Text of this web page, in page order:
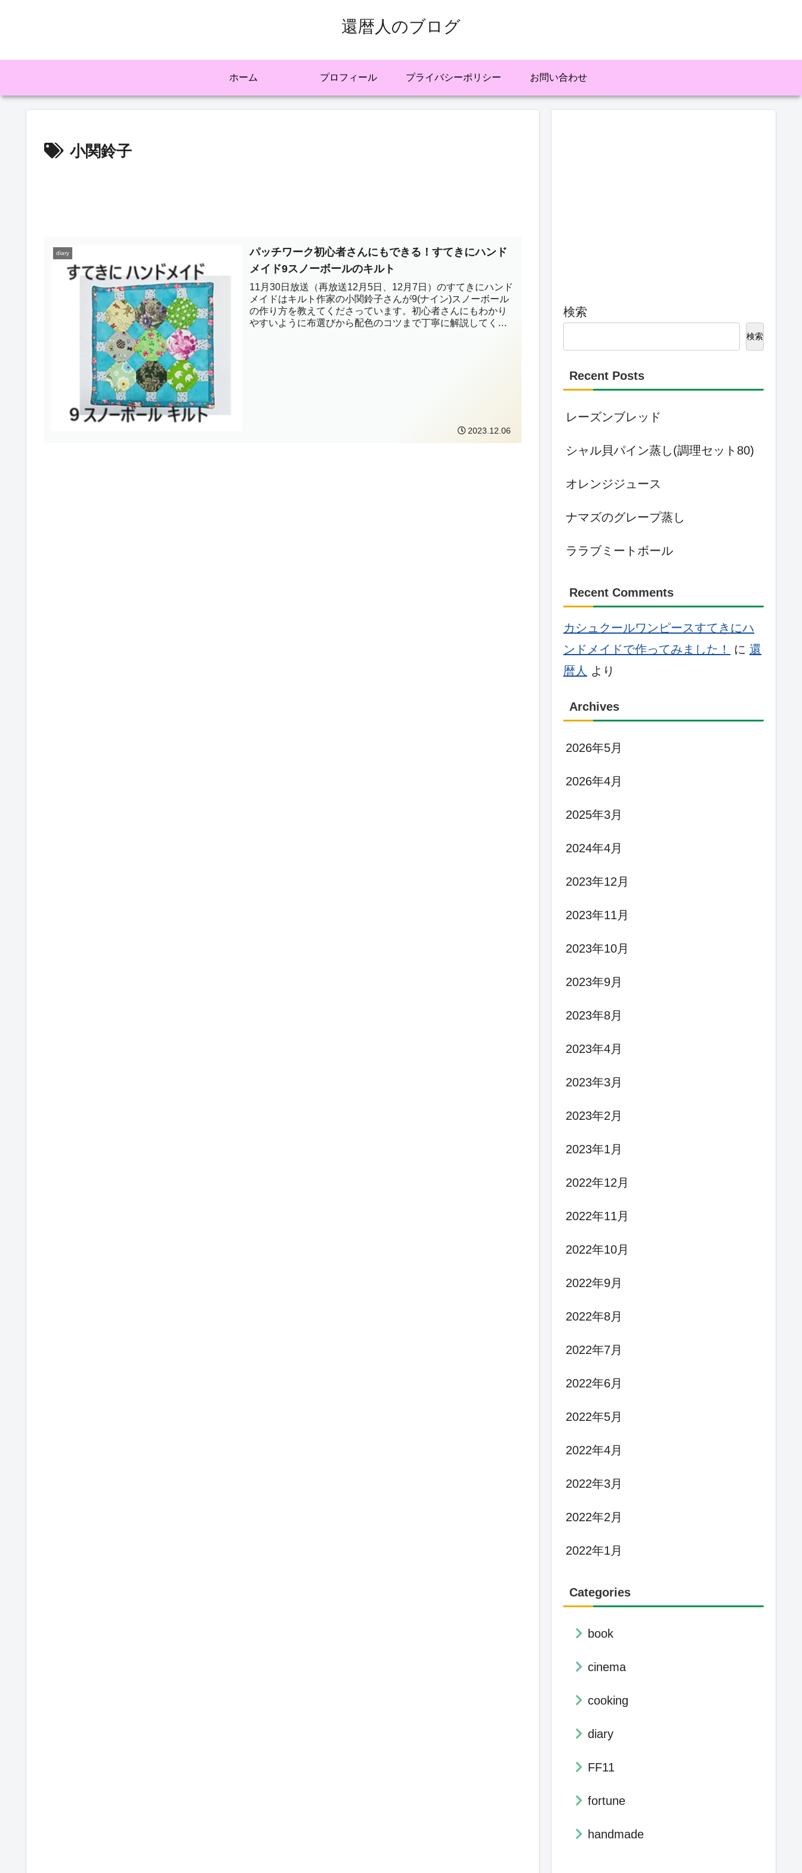
還暦人のブログ
ホーム プロフィール プライバシーポリシー お問い合わせ
小関鈴子
diary
パッチワーク初心者さんにもできる！すてきにハンド
メイド9スノーボールのキルト
11月30日放送（再放送12月5日、12月7日）のすてきにハンド
メイドはキルト作家の小関鈴子さんが9(ナイン)スノーボール
の作り方を教えてくださっています。初心者さんにもわかり
やすいように布選びから配色のコツまで丁寧に解説してくれ
2023.12.06
検索
検索
Recent Posts
レーズンブレッド
シャル貝パイン蒸し(調理セット80)
オレンジジュース
ナマズのグレープ蒸し
ララブミートボール
Recent Comments
カシュクールワンピースすてきにハ
ンドメイドで作ってみました！
に 還
暦人 より
Archives
2026年5月
2026年4月
2025年3月
2024年4月
2023年12月
2023年11月
2023年10月
2023年9月
2023年8月
2023年4月
2023年3月
2023年2月
2023年1月
2022年12月
2022年11月
2022年10月
2022年9月
2022年8月
2022年7月
2022年6月
2022年5月
2022年4月
2022年3月
2022年2月
2022年1月
Categories
book
cinema
cooking
diary
FF11
fortune
handmade